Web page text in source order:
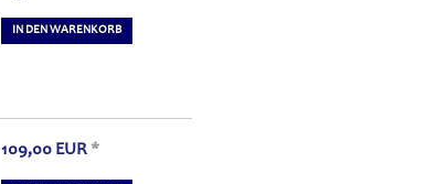
IN DEN WARENKORB
109,00 EUR *